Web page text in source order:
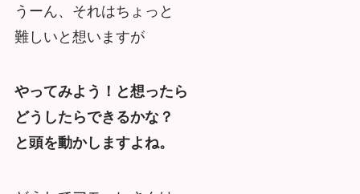
うーん、それはちょっと
難しいと想いますが
やってみよう！と想ったら
どうしたらできるかな？
と頭を動かしますよね。